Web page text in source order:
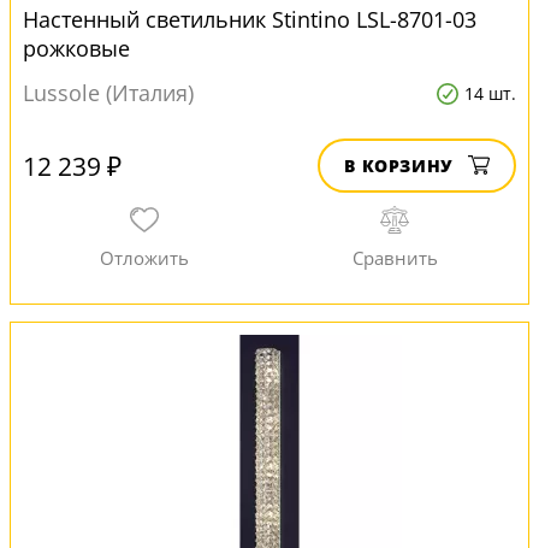
Настенный светильник Stintino LSL-8701-03
рожковые
Lussole (Италия)
14 шт.
12 239 ₽ В КОРЗИНУ